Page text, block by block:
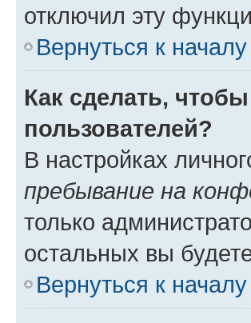
отключил эту
Вернуться к началу
Как сделать,
пользователей?
В настройках
пребывание на
только
остальных вы
Вернуться к началу